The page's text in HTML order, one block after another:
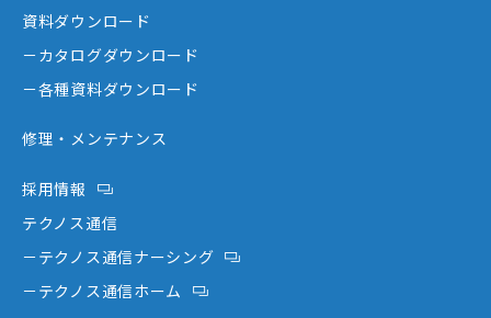
－テクノスジャパンが選ばれる理由
－創業者大西秀憲ヒストリー
資料ダウンロード
－カタログダウンロード
－各種資料ダウンロード
修理・メンテナンス
採用情報
テクノス通信
－テクノス通信ナーシング
－テクノス通信ホーム